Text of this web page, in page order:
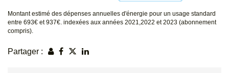
Montant estimé des dépenses annuelles d'énergie pour un usage standard
entre 693€ et 937€. indexées aux années 2021,2022 et 2023 (abonnement
compris).
Partager :